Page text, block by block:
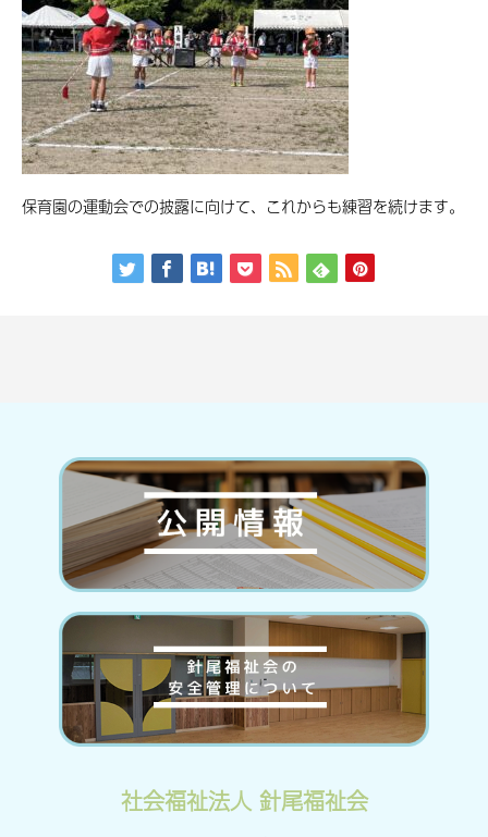
保育園の運動会での披露に向けて、これからも練習を続けます。
社会福祉法人 針尾福祉会